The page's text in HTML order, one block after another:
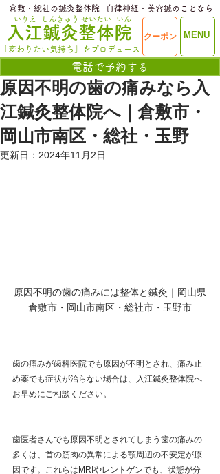
ME
​入江鍼灸整体院
いりえ
MENU
クーポン
電話で予約する
せいたい
しんきゅう いん
「変わりたい気持ち」をプロデュース
​倉敷・総社の鍼灸整体院 ​自律神経・美容鍼のことなら
原因不明の歯の痛みなら入
江鍼灸整体院へ｜倉敷市・
岡山市南区・総社・玉野
更新日： 2024年11月2日
原因不明の歯の痛みには整体と鍼灸｜岡山県
倉敷市・岡山市南区・総社市・玉野市
歯の痛みが歯科医院でも原因が不明とされ、痛み止
め薬でも症状が治らない場合は、入江鍼灸整体院へ
お早めにご相談ください。
歯医者さんでも原因不明とされてしまう歯の痛みの
多くは、首の筋肉の異常による顎周辺の不安定が原
因です。これらはMRIやレントゲンでも、状態が分